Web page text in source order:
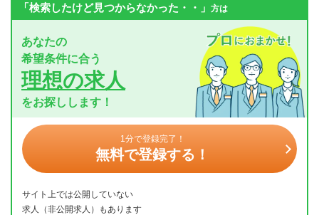
「検索したけど見つからなかった・・」 方は
あなたの
希望条件に合う
理想の求人
をお探しします！
1分で登録完了！
無料で登録する！
サイト上では公開していない
求人（非公開求人）もあります